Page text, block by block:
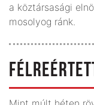
a köztársasági
mosolyog ránk.